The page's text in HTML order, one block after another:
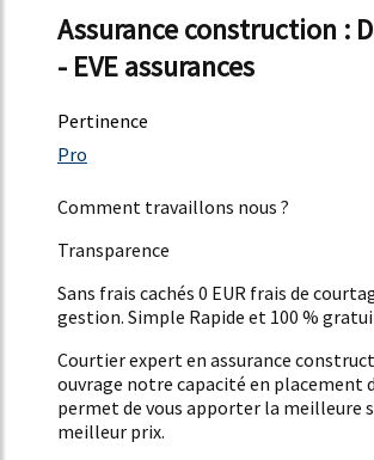
Assurance construction :
- EVE assurances
Pertinence
56%
Pro
Comment travaillons nous ?
Transparence
Sans frais cachés 0 EUR frais de
gestion. Simple Rapide et 100 %
Courtier expert en assurance
ouvrage notre capacité en placement
permet de vous apporter la meilleure
meilleur prix.